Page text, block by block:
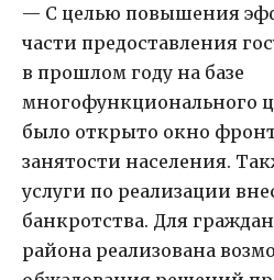
— С целью повышения
части предоставления
в прошлом году на базе
многофункционального
было открыто окно
занятости населения.
услуги по реализации
банкротства. Для
района реализована